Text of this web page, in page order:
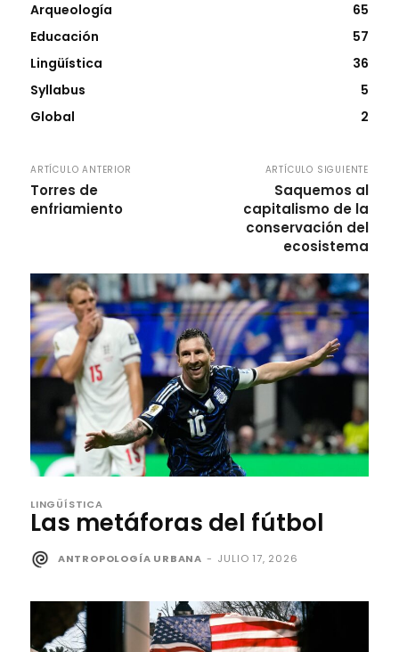
Arqueología
65
Educación
57
Lingüística
36
Syllabus
5
Global
2
ARTÍCULO ANTERIOR
Torres de
enfriamiento
ARTÍCULO SIGUIENTE
Saquemos al
capitalismo de la
conservación del
ecosistema
LINGÜÍSTICA
Las metáforas del fútbol
ANTROPOLOGÍA URBANA - JULIO 17, 2026